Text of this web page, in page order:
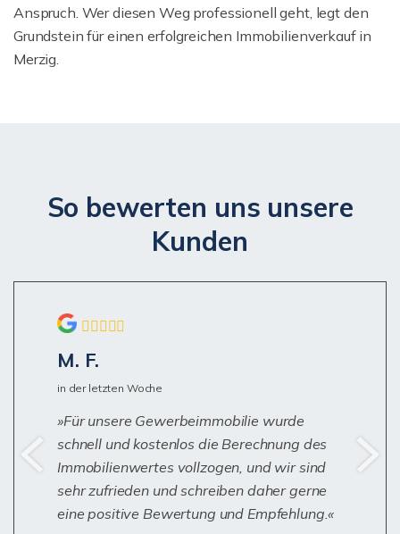
Anspruch. Wer diesen Weg professionell geht, legt den
Grundstein für einen erfolgreichen Immobilienverkauf in
Merzig.
So bewerten uns unsere
Kunden
M. F.
in der letzten Woche
Für unsere Gewerbeimmobilie wurde
schnell und kostenlos die Berechnung des
Immobilienwertes vollzogen, und wir sind
sehr zufrieden und schreiben daher gerne
eine positive Bewertung und Empfehlung.